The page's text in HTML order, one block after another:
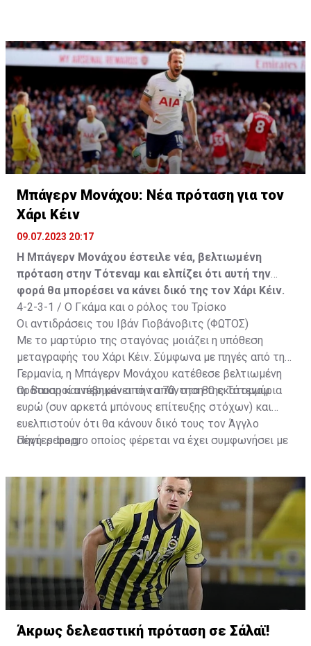
δήλωσε ο Άαρονσον.
Μπάγερν Μονάχου: Νέα πρόταση για τον
Χάρι Κέιν
09.07.2023 20:17
Η Μπάγερν Μονάχου έστειλε νέα, βελτιωμένη
πρόταση στην Τότεναμ και ελπίζει ότι αυτή την
φορά θα μπορέσει να κάνει δικό της τον Χάρι Κέιν.
4-2-3-1 / Ο Γκάμα και ο ρόλος του Τρίσκο
Οι αντιδράσεις του Ιβάν Γιοβάνοβιτς (ΦΩΤΟΣ)
Με το μαρτύριο της σταγόνας μοιάζει η υπόθεση
μεταγραφής του Χάρι Κέιν. Σύμφωνα με πηγές από την
Γερμανία, η Μπάγερν Μονάχου κατέθεσε βελτιωμένη
πρόταση και περιμένει την απάντηση της Τότεναμ.
Οι Βαυαροί ανέβηκαν από τα 70, στα 80 εκατομμύρια
ευρώ (συν αρκετά μπόνους επίτευξης στόχων) και
ευελπιστούν ότι θα κάνουν δικό τους τον Άγγλο
σέντερ-φορ, ο οποίος φέρεται να έχει συμφωνήσει με
Πηγή: sdna.gr
Άκρως δελεαστική πρόταση σε Σάλαϊ!